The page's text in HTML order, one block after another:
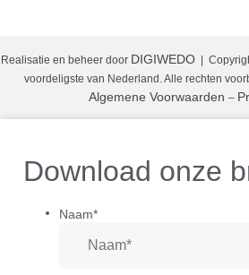
Realisatie en beheer door DIGIWEDO|
voordeligste van Nederland. Alle rechten
Algemene Voorwaarden –
Download onze
Naam*